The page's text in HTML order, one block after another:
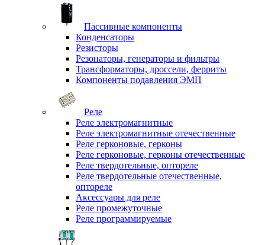
Пассивные компоненты
Конденсаторы
Резисторы
Резонаторы, генераторы и фильтры
Трансформаторы, дроссели, ферриты
Компоненты подавления ЭМП
Реле
Реле электромагнитные
Реле электромагнитные отечественные
Реле герконовые, герконы
Реле герконовые, герконы отечественные
Реле твердотельные, оптореле
Реле твердотельные отечественные,
оптореле
Аксессуары для реле
Реле промежуточные
Реле программируемые